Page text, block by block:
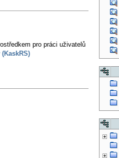
pro práci uživatelů